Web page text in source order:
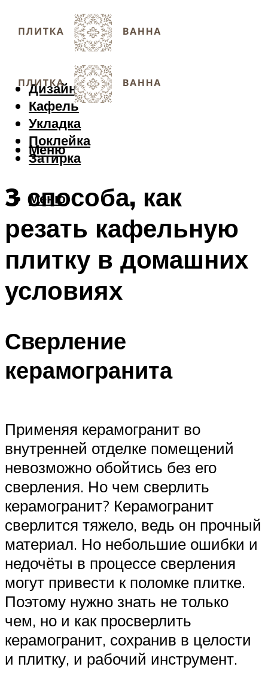
Дизайн
Кафель
Укладка
Поклейка
Затирка
Меню
Меню
3 способа, как
резать кафельную
плитку в домашних
условиях
Сверление
керамогранита
Применяя керамогранит во
внутренней отделке помещений
невозможно обойтись без его
сверления. Но чем сверлить
керамогранит? Керамогранит
сверлится тяжело, ведь он прочный
материал. Но небольшие ошибки и
недочёты в процессе сверления
могут привести к поломке плитке.
Поэтому нужно знать не только
чем, но и как просверлить
керамогранит, сохранив в целости
и плитку, и рабочий инструмент.